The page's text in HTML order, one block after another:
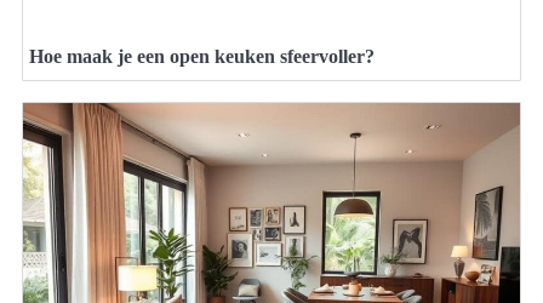
Hoe maak je een open keuken sfeervoller?